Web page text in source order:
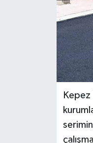
RÖPORTAJ
VİDEO
YAZARLAR
RESMİ İLAN
MAGAZİN